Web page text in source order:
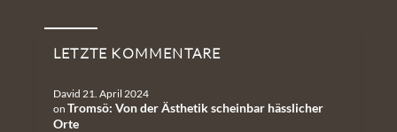
Neueste Kommentare
LETZTE KOMMENTARE
David 21. April 2024
on Tromsö: Von der Ästhetik scheinbar hässlicher
Orte